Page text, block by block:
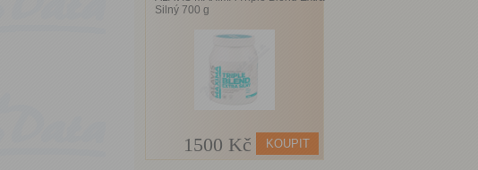
Silný 700 g
1500 Kč